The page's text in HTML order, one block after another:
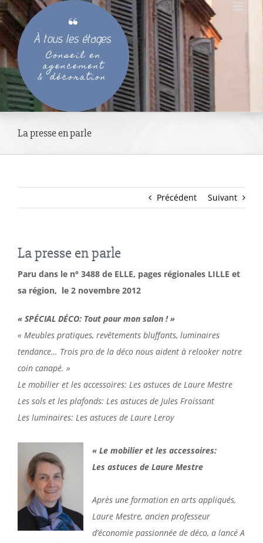
Passer
au
contenu
La presse en parle
Précédent Suivant
La presse en parle
Paru dans le n° 3488 de ELLE, pages régionales LILLE et
sa région, le 2 novembre 2012
« SPÉCIAL DÉCO: Tout pour mon salon ! »
« Meubles pratiques, revêtements bluffants, luminaires
tendance… Trois pro de la déco nous aident à relooker notre
coin canapé. »
Le mobilier et les accessoires: Les astuces de Laure Mestre
Les sols et les plafonds: Les astuces de Jules Froissant
Les luminaires: Les astuces de Laure Leroy
« Le mobilier et les accessoires:
Les astuces de Laure Mestre
Après une formation en arts appliqués,
Laure Mestre, ancien professeur
d’économie passionnée de déco, a lancé A